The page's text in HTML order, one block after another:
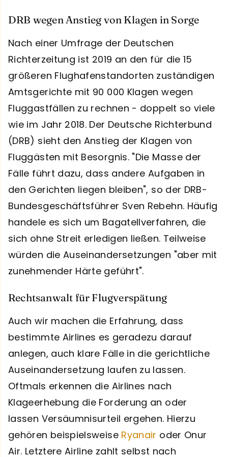
DRB wegen Anstieg von Klagen in Sorge
Nach einer Umfrage der Deutschen
Richterzeitung ist 2019 an den für die 15
größeren Flughafenstandorten zuständigen
Amtsgerichte mit 90 000 Klagen wegen
Fluggastfällen zu rechnen - doppelt so viele
wie im Jahr 2018. Der Deutsche Richterbund
(DRB) sieht den Anstieg der Klagen von
Fluggästen mit Besorgnis. "Die Masse der
Fälle führt dazu, dass andere Aufgaben in
den Gerichten liegen bleiben", so der DRB-
Bundesgeschäftsführer Sven Rebehn. Häufig
handele es sich um Bagatellverfahren, die
sich ohne Streit erledigen ließen. Teilweise
würden die Auseinandersetzungen "aber mit
zunehmender Härte geführt".
Rechtsanwalt für Flugverspätung
Auch wir machen die Erfahrung, dass
bestimmte Airlines es geradezu darauf
anlegen, auch klare Fälle in die gerichtliche
Auseinandersetzung laufen zu lassen.
Oftmals erkennen die Airlines nach
Klageerhebung die Forderung an oder
lassen Versäumnisurteil ergehen. Hierzu
gehören beispielsweise Ryanair oder Onur
Air. Letztere Airline zahlt selbst nach